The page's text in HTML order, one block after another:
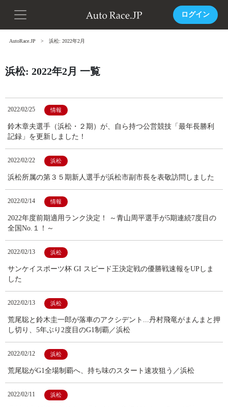
ログイン
AutoRace.JP 浜松: 2022年2月
浜松: 2022年2月 一覧
2022/02/25 情報
鈴木章夫選手（浜松・２期）が、自ら持つ公営競技「最年長勝利
記録」を更新しました！
2022/02/22 浜松
浜松所属の第３５期新人選手が浜松市副市長を表敬訪問しました
2022/02/14 情報
2022年度前期適用ランク決定！ ～青山周平選手が5期連続7度目の
全国No.１！～
2022/02/13 浜松
サンケイスポーツ杯 GI スピード王決定戦の優勝戦速報をUPしま
した
2022/02/13 浜松
荒尾聡と鈴木圭一郎が落車のアクシデント...丹村飛竜がまんまと押
し切り、5年ぶり2度目のG1制覇／浜松
2022/02/12 浜松
荒尾聡がG1全場制覇へ、持ち味のスタート速攻狙う／浜松
2022/02/11 浜松